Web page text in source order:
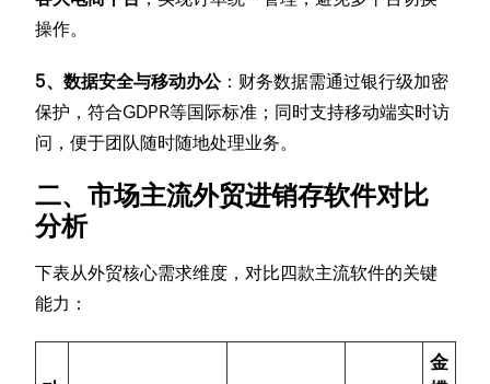
操作。
5、数据安全与移动办公：财务数据需通过银行级加密
保护，符合GDPR等国际标准；同时支持移动端实时访
问，便于团队随时随地处理业务。
二、市场主流外贸进销存软件对比
分析
下表从外贸核心需求维度，对比四款主流软件的关键
能力：
金